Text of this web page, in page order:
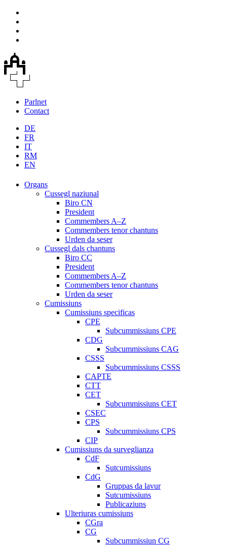
Parlnet
Contact
DE
FR
IT
RM
EN
Organs
Cussegl naziunal
Biro CN
President
Commembers A–Z
Commembers tenor chantuns
Urden da seser
Cussegl dals chantuns
Biro CC
President
Commembers A–Z
Commembers tenor chantuns
Urden da seser
Cumissiuns
Cumissiuns specificas
CPE
Subcummissiuns CPE
CDG
Subcummissiuns CAG
CSSS
Subcummissiuns CSSS
CAPTE
CTT
CET
Subcummissiuns CET
CSEC
CPS
Subcummissiuns CPS
CIP
Cumissiuns da surveglianza
CdF
Sutcumissiuns
CdG
Gruppas da lavur
Sutcumissiuns
Publicaziuns
Ulteriuras cumissiuns
CGra
CG
Subcummissiun CG